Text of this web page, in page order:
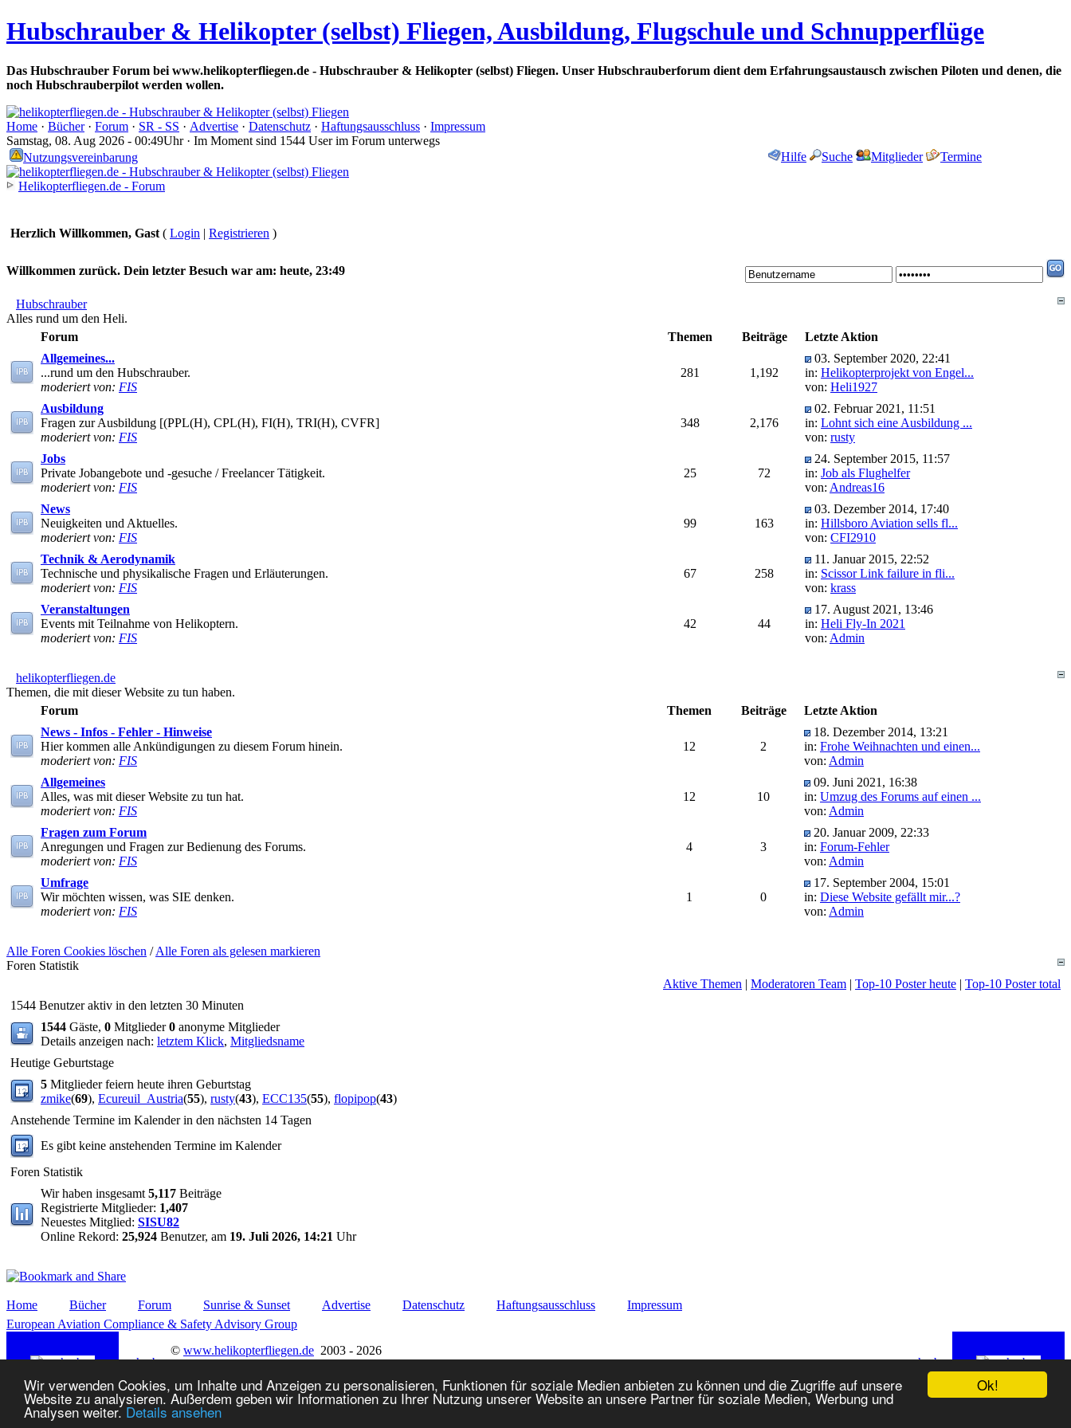
Ok!
Wir verwenden Cookies, um Inhalte und Anzeigen zu personalisieren, Funktionen für soziale Medien anbieten zu können und die Zugriffe auf unsere
Website zu analysieren. Außerdem geben wir Informationen zu Ihrer Nutzung unserer Website an unsere Partner für soziale Medien, Werbung und
Analysen weiter. Details ansehen
Hubschrauber & Helikopter (selbst) Fliegen, Ausbildung, Flugschule und Schnupperflüge
Das Hubschrauber Forum bei www.helikopterfliegen.de - Hubschrauber & Helikopter (selbst) Fliegen. Unser Hubschrauberforum dient dem Erfahrungsaustausch zwischen Piloten und denen, die
noch Hubschrauberpilot werden wollen.
Home · Bücher· Forum · SR - SS · Advertise · Datenschutz · Haftungsausschluss · Impressum
Samstag, 08. Aug 2026 - 00:49Uhr · Im Moment sind 1544 User im Forum unterwegs
Nutzungsvereinbarung
Hilfe Suche Mitglieder Termine
Helikopterfliegen.de - Forum
Herzlich Willkommen, Gast ( Login | Registrieren )
Willkommen zurück. Dein letzter Besuch war am: heute, 23:49
Hubschrauber
Alles rund um den Heli.
Forum
Themen Beiträge
Letzte Aktion
Allgemeines...
...rund um den Hubschrauber.
moderiert von: FIS
281 1,192
03. September 2020, 22:41
in: Helikopterprojekt von Engel...
von: Heli1927
Ausbildung
Fragen zur Ausbildung [(PPL(H), CPL(H), FI(H), TRI(H), CVFR]
moderiert von: FIS
348 2,176
02. Februar 2021, 11:51
in: Lohnt sich eine Ausbildung ...
von: rusty
Jobs
Private Jobangebote und -gesuche / Freelancer Tätigkeit.
moderiert von: FIS
25 72
24. September 2015, 11:57
in: Job als Flughelfer
von: Andreas16
News
Neuigkeiten und Aktuelles.
moderiert von: FIS
99 163
03. Dezember 2014, 17:40
in: Hillsboro Aviation sells fl...
von: CFI2910
Technik & Aerodynamik
Technische und physikalische Fragen und Erläuterungen.
moderiert von: FIS
67 258
11. Januar 2015, 22:52
in: Scissor Link failure in fli...
von: krass
Veranstaltungen
Events mit Teilnahme von Helikoptern.
moderiert von: FIS
42 44
17. August 2021, 13:46
in: Heli Fly-In 2021
von: Admin
helikopterfliegen.de
Themen, die mit dieser Website zu tun haben.
Forum
Themen Beiträge
Letzte Aktion
News - Infos - Fehler - Hinweise
Hier kommen alle Ankündigungen zu diesem Forum hinein.
moderiert von: FIS
12 2
18. Dezember 2014, 13:21
in: Frohe Weihnachten und einen...
von: Admin
Allgemeines
Alles, was mit dieser Website zu tun hat.
moderiert von: FIS
12 10
09. Juni 2021, 16:38
in: Umzug des Forums auf einen ...
von: Admin
Fragen zum Forum
Anregungen und Fragen zur Bedienung des Forums.
moderiert von: FIS
4 3
20. Januar 2009, 22:33
in: Forum-Fehler
von: Admin
Umfrage
Wir möchten wissen, was SIE denken.
moderiert von: FIS
1 0
17. September 2004, 15:01
in: Diese Website gefällt mir...?
von: Admin
Alle Foren Cookies löschen /Alle Foren als gelesen markieren
Foren Statistik
Aktive Themen | Moderatoren Team | Top-10 Poster heute | Top-10 Poster total
1544 Benutzer aktiv in den letzten 30 Minuten
1544 Gäste, 0 Mitglieder0 anonyme Mitglieder
Details anzeigen nach: letztem Klick, Mitgliedsname
Heutige Geburtstage
5 Mitglieder feiern heute ihren Geburtstag
zmike(69), Ecureuil_Austria(55), rusty(43), ECC135(55), flopipop(43)
Anstehende Termine im Kalender in den nächsten 14 Tagen
Es gibt keine anstehenden Termine im Kalender
Foren Statistik
Wir haben insgesamt 5,117 Beiträge
Registrierte Mitglieder: 1,407
Neuestes Mitglied: SISU82
Online Rekord: 25,924 Benutzer, am 19. Juli 2026, 14:21 Uhr
Home Bücher Forum Sunrise & Sunset Advertise Datenschutz Haftungsausschluss
Impressum
European Aviation Compliance & Safety Advisory Group
nach oben nach oben
© www.helikopterfliegen.de 2003 - 2026
Lo-Fi Version